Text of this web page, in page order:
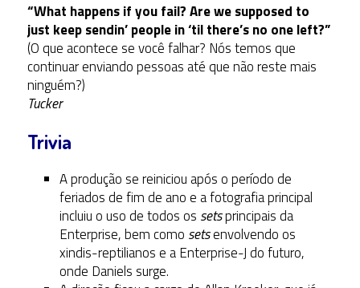
“What happens if you fail? Are we supposed to
just keep sendin’ people in ‘til there’s no one left?”
(O que acontece se você falhar? Nós temos que
continuar enviando pessoas até que não reste mais
ninguém?)
Tucker
Trivia
A produção se reiniciou após o período de
feriados de fim de ano e a fotografia principal
incluiu o uso de todos os setsprincipais da
Enterprise, bem como setsenvolvendo os
xindis-reptilianos e a Enterprise-J do futuro,
onde Daniels surge.